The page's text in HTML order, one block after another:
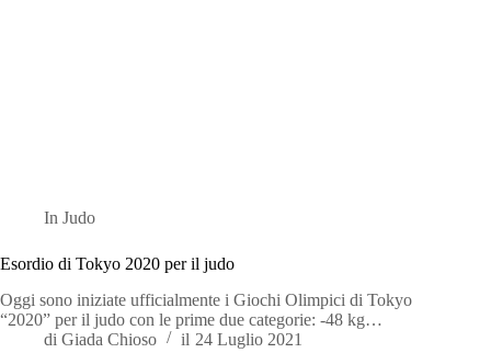
In Judo
Esordio di Tokyo 2020 per il judo
Oggi sono iniziate ufficialmente i Giochi Olimpici di Tokyo
“2020” per il judo con le prime due categorie: -48 kg…
di Giada Chioso il 24 Luglio 2021